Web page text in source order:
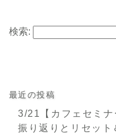
検索:
最近の投稿
3/21【カフェセミ
振り返りとリセット